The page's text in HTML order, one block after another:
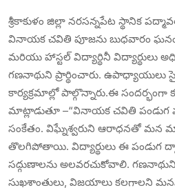
శ్రీకాకుళం జిల్లా నరసన్నపేట స్థానిక
వినాయక చవితి పూజను బుధవారం
మరియు హాస్టల్ విద్యార్థినీ విద్యార్థులు
గణనాథుని ప్రార్థించారు. ఉపాధ్యాయులు
కార్యక్రమాల్లో పాల్గొన్నారు.ఈ సందర్భంగా
మాట్లాడుతూ –“వినాయక చవితి పండుగ
సంకేతం. విఘ్నేశ్వరుని ఆరాధనతో మన
తొలగిపోతాయి. విద్యార్థులు ఈ పండుగ ద్వారా
సద్గుణాలను అలవరచుకోవాలి.
సుఖశాంతులు, విజయాలు కలగాలని